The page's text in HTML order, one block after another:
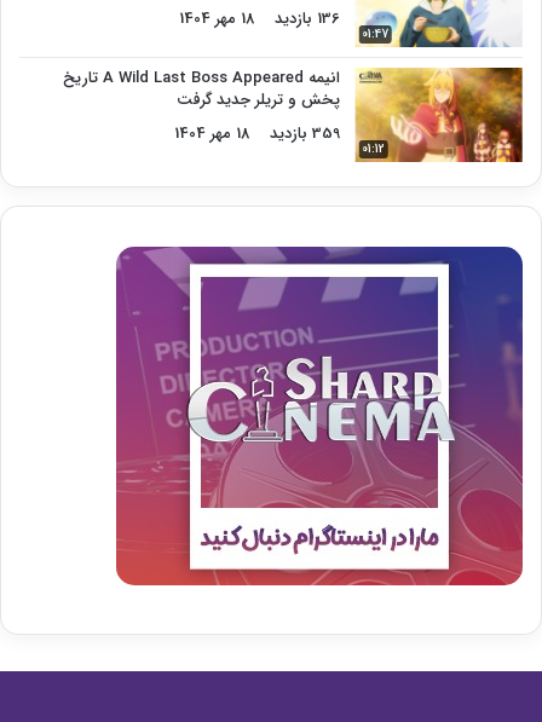
01:47
136 بازدید
18 مهر 1404
01:12
انیمه A Wild Last Boss Appeared تاریخ
پخش و تریلر جدید گرفت
359 بازدید
18 مهر 1404